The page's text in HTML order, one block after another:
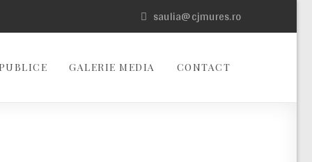
saulia@cjmures.ro
GALERIE MEDIA CONTACT